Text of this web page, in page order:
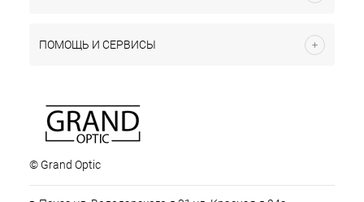
ПОМОЩЬ И СЕРВИСЫ
© Grand Optic